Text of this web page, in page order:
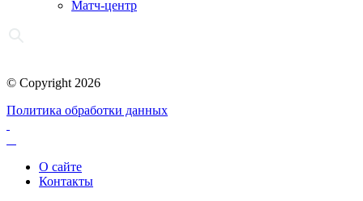
Матч-центр
© Copyright 2026
Политика обработки данных
О сайте
Контакты